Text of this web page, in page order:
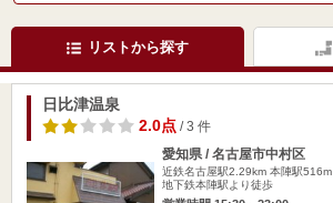
リストから探す
日比津温泉
2.0点/ 3 件
愛知県 / 名古屋市中村区
近鉄名古屋駅2.29km 本陣駅516m
地下鉄本陣駅より徒歩